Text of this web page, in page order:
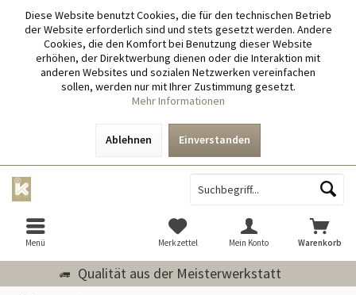
Diese Website benutzt Cookies, die für den technischen Betrieb
der Website erforderlich sind und stets gesetzt werden. Andere
Cookies, die den Komfort bei Benutzung dieser Website
erhöhen, der Direktwerbung dienen oder die Interaktion mit
anderen Websites und sozialen Netzwerken vereinfachen
sollen, werden nur mit Ihrer Zustimmung gesetzt.
Mehr Informationen
Ablehnen Einverstanden
Qualität aus der Meisterwerkstatt
Menü Warenkorb
Merkzettel Mein Konto